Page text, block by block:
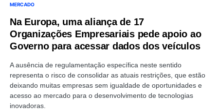
MERCADO
Na Europa, uma aliança de 17
Organizações Empresariais pede apoio ao
Governo para acessar dados dos veículos
A ausência de regulamentação específica neste sentido
representa o risco de consolidar as atuais restrições, que estão
deixando muitas empresas sem igualdade de oportunidades e
acesso ao mercado para o desenvolvimento de tecnologias
inovadoras.